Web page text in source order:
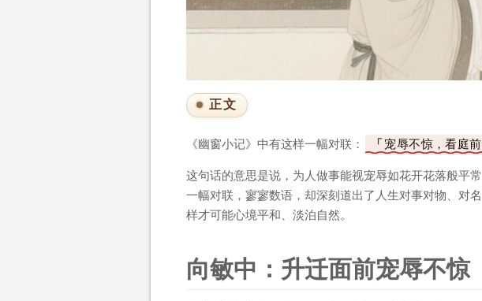
正文
《幽窗小记》中有这样一幅对联： 宠辱不惊，看庭
这句话的意思是说，为人做事能视宠辱如花开花落般平
一幅对联，寥寥数语，却深刻道出了人生对事对物、对
样才可能心境平和、淡泊自然。
向敏中：升迁面前宠辱不惊